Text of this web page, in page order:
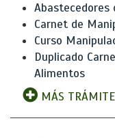
Abastecedores
Carnet de
Curso
Duplicado
Alimentos
MÁS